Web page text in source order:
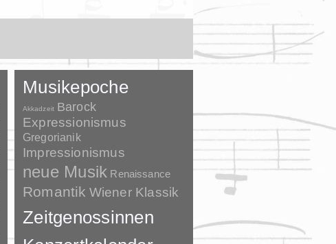
Musikepoche
Akkadzeit Barock
Expressionismus
Gregorianik
Impressionismus
neue Musik Renaissance
Romantik Wiener Klassik
Zeitgenossinnen